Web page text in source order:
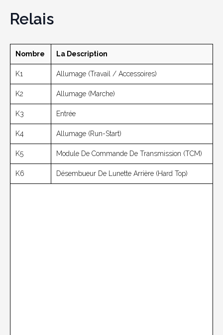
Relais
Nombre La Description
K1 Allumage (travail / Accessoires)
K2 Allumage (marche)
K3 Entrée
K4 Allumage (Run-Start)
K5 Module De Commande De Transmission (TCM)
K6 Désembueur De Lunette Arrière (Hard Top)